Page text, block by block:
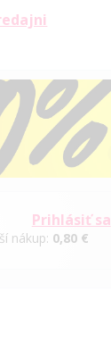
Prihlásiť sa
nákup: 0,80 €